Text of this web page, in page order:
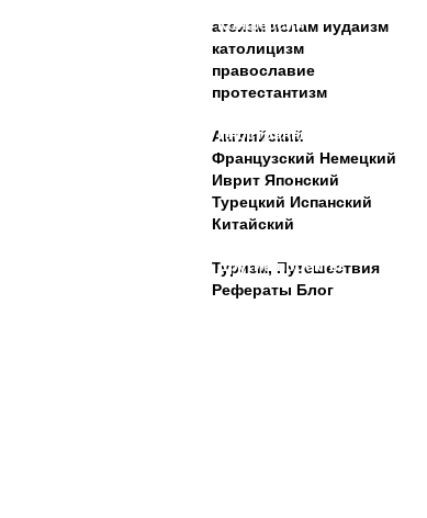
Конфессии
атеизм ислам иудаизм
католицизм
православие
протестантизм
Иностранные языки
Английский
Французский Немецкий
Иврит Японский
Турецкий Испанский
Китайский
Другие проекты
Туризм, Путешествия
Рефераты Блог